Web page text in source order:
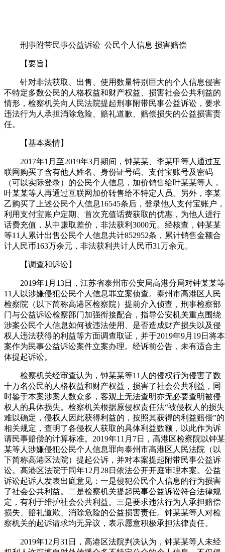
刑事附带民事公益诉讼 公民个人信息 损害赔偿
【要旨】
针对非法获取、出售、使用数量特别巨大的个人信息侵害
不特定多数公民的人格权益和财产权益、损害社会公共利益的
情形，检察机关向人民法院提起刑事附带民事公益诉讼，要求
违法行为人承担消除危险、赔礼道歉、赔偿损失的公益损害责
任。
【基本案情】
2017年1月至2019年3月期间，钟某某、李某甲等人通过互
联网购买了含有他人姓名、身份证号码、支付宝账号及密码
（可以实际登录）的公民个人信息，加价销售给叶某某等人，
叶某某等人再通过互联网加价转售给不特定人员。另外，李某
乙购买了上述公民个人信息16545条后，登录他人支付宝账户，
利用支付宝账户定期、首次充值话费获取的优惠，为他人进行
话费充值，从中赚取差价，非法获利3000元。经核查，钟某某
等11人累计出售公民个人信息共计852952条，累计销售金额合
计人民币163万余元，非法获利共计人民币31万余元。
【调查和诉讼】
2019年1月13日，江苏省泰州市公安局高港分局对钟某某等
11人以涉嫌侵犯公民个人信息罪立案侦查。泰州市高港区人民
检察院（以下简称高港区检察院）提前介入侦查，刑事检察部
门与公益诉讼检察部门加强衔接配合，指导公安机关重点围绕
涉案公民个人信息如何被违法使用、是否造成财产损失以及侵
权人违法获得的利益等方面调查取证，并于2019年9月19日将本
案作为民事公益诉讼案件立案办理。经诉前公告，未有适合主
体提起诉讼。
检察机关经审查认为，钟某某等11人的侵权行为侵害了数
十万名公民的人格权益和财产权益，损害了社会公共利益，同
时鉴于本案涉案人数众多，客观上无法查明亦无必要查明被侵
权人的具体损失。检察机关根据原侵权责任法“被侵权人的损失
难以确定，侵权人因此获得利益的，按照其获得的利益赔偿”的
相关规定，查明了各侵权人获取的具体利益数额，以此作为诉
请民事赔偿的计算标准。2019年11月7日，高港区检察院以钟某
某等人涉嫌侵犯公民个人信息罪向泰州市高港区人民法院（以
下简称高港区法院）提起公诉，并对本案提起附带民事公益诉
讼。高港区法院于同年12月28日依法公开开庭审理本案。公益
诉讼起诉人发表出庭意见：一是侵犯公民个人信息的行为损害
了社会公共利益。二是检察机关提起民事公益诉讼符合法律规
定，有利于维护社会公共利益。三是要求违法行为人承担赔偿
损失、赔礼道歉、消除危险的公益损害责任。钟某某等人对检
察机关的起诉请求均无异议，表示愿意积极承担法律责任。
2019年12月31日，高港区法院判决认为，钟某某等人未经